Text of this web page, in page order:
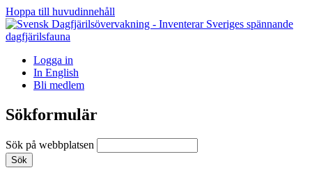
Hoppa till huvudinnehåll
Logga in
In English
Bli medlem
Sökformulär
Sök på webbplatsen